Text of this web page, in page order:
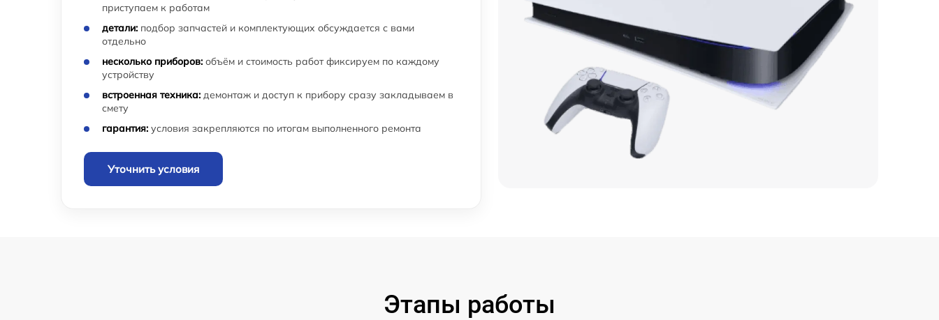
приступаем к работам
детали: подбор запчастей и комплектующих обсуждается с вами
отдельно
несколько приборов: объём и стоимость работ фиксируем по каждому
устройству
встроенная техника: демонтаж и доступ к прибору сразу закладываем в
смету
гарантия: условия закрепляются по итогам выполненного ремонта
Уточнить условия
Этапы работы